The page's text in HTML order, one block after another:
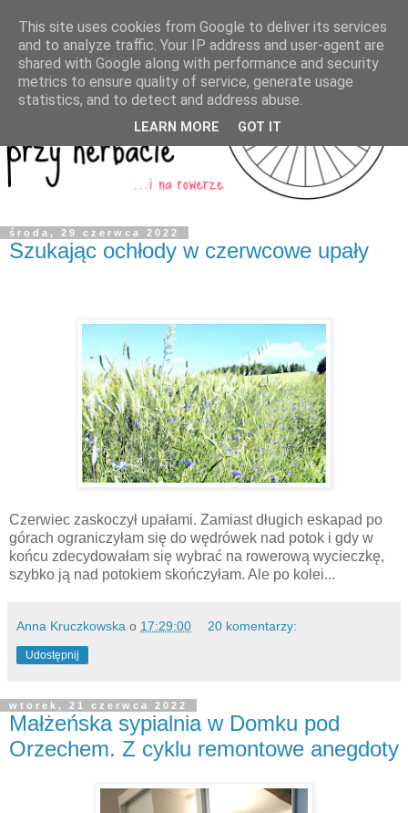
środa, 29 czerwca 2022
Szukając ochłody w czerwcowe upały
Czerwiec zaskoczył upałami. Zamiast długich eskapad po
górach ograniczyłam się do wędrówek nad potok i gdy w
końcu zdecydowałam się wybrać na rowerową wycieczkę,
szybko ją nad potokiem skończyłam. Ale po kolei...
Anna Kruczkowska o 17:29:00 20 komentarzy:
Udostępnij
wtorek, 21 czerwca 2022
Małżeńska sypialnia w Domku pod
Orzechem. Z cyklu remontowe anegdoty
This site uses cookies from Google to deliver its services
and to analyze traffic. Your IP address and user-agent are
shared with Google along with performance and security
metrics to ensure quality of service, generate usage
statistics, and to detect and address abuse.
LEARN MORE GOT IT